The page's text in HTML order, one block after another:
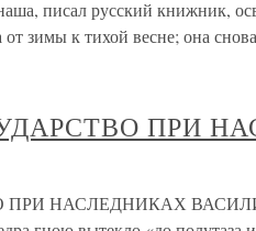
писал русский книжник,
зимы к тихой весне; она
ПРИ
НАСЛЕДНИКАХ ВАСИЛИЯ